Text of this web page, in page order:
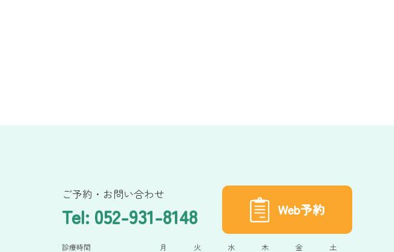
ご予約・お問い合わせ
Tel: 052-931-8148 Web予約
診療時間 月 火 水 木 金 土